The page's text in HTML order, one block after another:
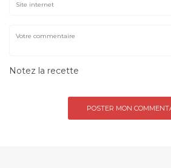
Notez la recette